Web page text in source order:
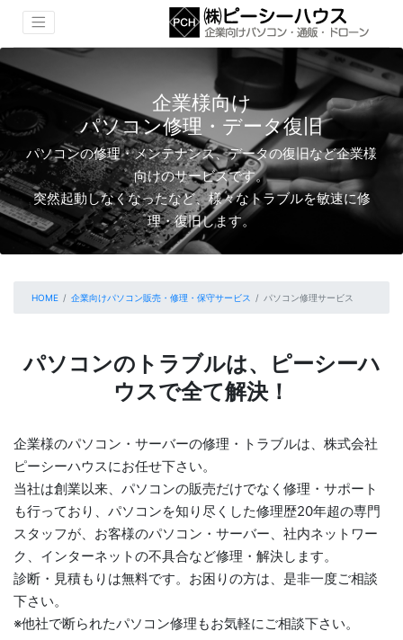
企業様向け
パソコン修理・データ復旧
パソコンの修理・メンテナンス、データの復旧など企業様
向けのサービスです。
突然起動しなくなったなど、様々なトラブルを敏速に修
理・復旧します。
HOME 企業向けパソコン販売・修理・保守サービス パソコン修理サービス
パソコンのトラブルは、ピーシーハ
ウスで全て解決！
企業様のパソコン・サーバーの修理・トラブルは、株式会社
ピーシーハウスにお任せ下さい。
当社は創業以来、パソコンの販売だけでなく修理・サポート
も行っており、パソコンを知り尽くした修理歴20年超の専門
スタッフが、お客様のパソコン・サーバー、社内ネットワー
ク、インターネットの不具合など修理・解決します。
診断・見積もりは無料です。お困りの方は、是非一度ご相談
下さい。
※他社で断られたパソコン修理もお気軽にご相談下さい。